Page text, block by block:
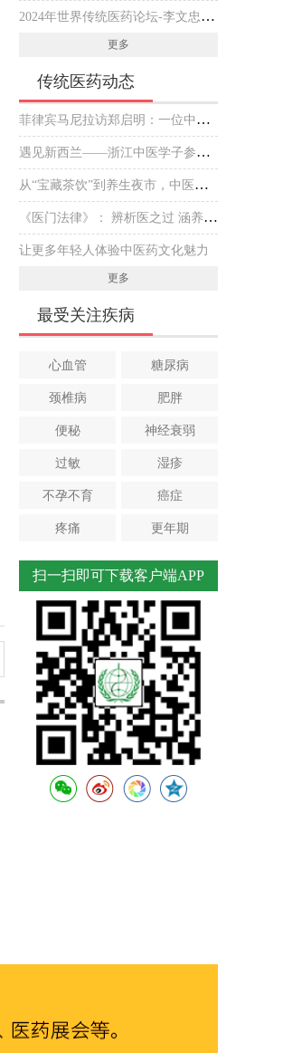
2024年世界传统医药论坛-李文忠海外中医传播杰出贡献奖 获奖人员公示
更多
传统医药动态
菲律宾马尼拉访郑启明：一位中医师的“下南洋”新传
遇见新西兰——浙江中医学子参加毛利文化交流会
从“宝藏茶饮”到养生夜市，中医药掌握了什么“出圈密码”？
《医门法律》： 辨析医之过 涵养医之德
让更多年轻人体验中医药文化魅力
更多
最受关注疾病
心血管 糖尿病
颈椎病 肥胖
便秘 神经衰弱
过敏 湿疹
不孕不育 癌症
疼痛 更年期
扫一扫即可下载客户端APP